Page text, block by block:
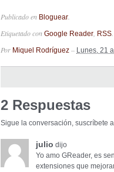
Publicado en Bloguear
Etiquetado con Google Reader RSS
Por Miquel Rodríguez – Lunes, 21
2 Respuestas
Sigue la conversación, suscríbete al
julio dijo
Yo amo GReader, es
extensiones que